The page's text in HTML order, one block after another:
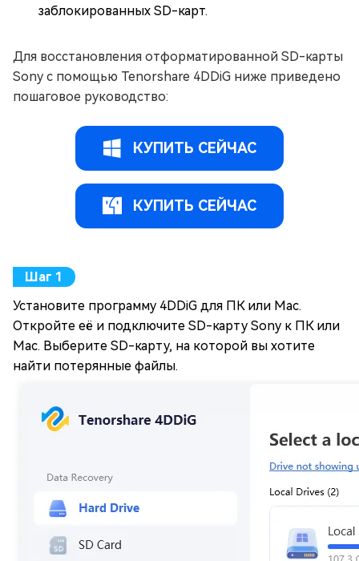
заблокированных SD-карт.
Для восстановления отформатированной SD-карты
Sony с помощью Tenorshare 4DDiG ниже приведено
пошаговое руководство:
КУПИТЬ СЕЙЧАС
КУПИТЬ СЕЙЧАС
Установите программу 4DDiG для ПК или Mac.
Откройте её и подключите SD-карту Sony к ПК или
Mac. Выберите SD-карту, на которой вы хотите
найти потерянные файлы.